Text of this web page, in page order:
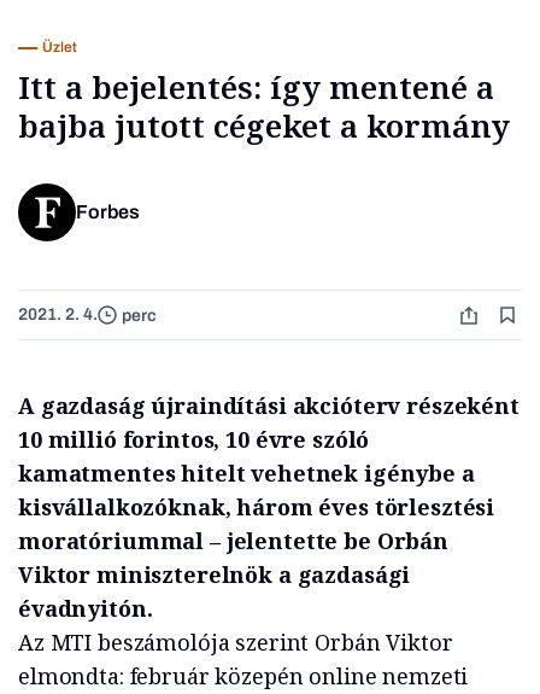
Üzlet
Itt a bejelentés: így mentené a
bajba jutott cégeket a kormány
Forbes
2021. 2. 4. perc
A gazdaság újraindítási akcióterv részeként
10 millió forintos, 10 évre szóló
kamatmentes hitelt vehetnek igénybe a
kisvállalkozóknak, három éves törlesztési
moratóriummal – jelentette be Orbán
Viktor miniszterelnök a gazdasági
évadnyitón.
Az MTI beszámolója szerint Orbán Viktor
elmondta: február közepén online nemzeti